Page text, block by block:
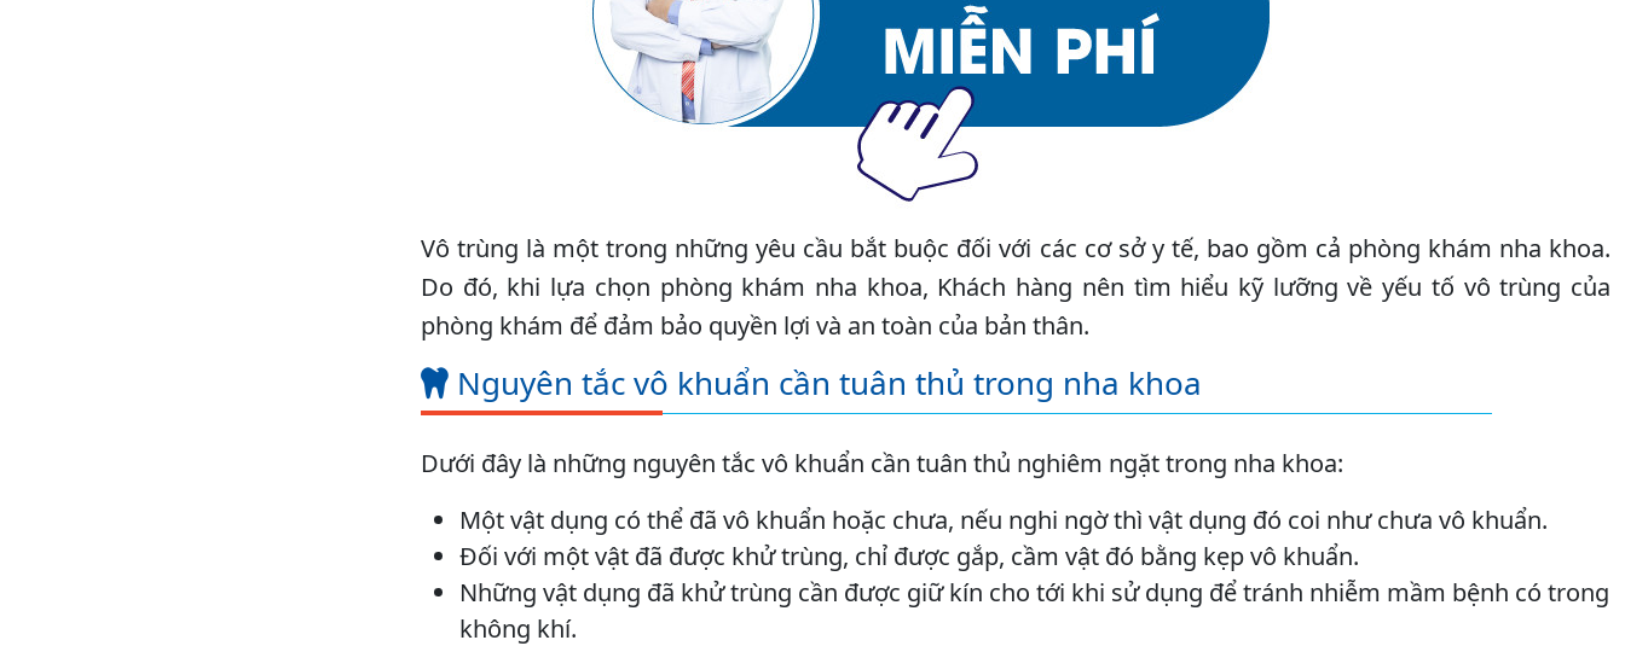
Vô trùng là một trong những yêu cầu bắt buộc đối với các cơ sở y tế, bao gồm cả phòng khám nha khoa.
Do đó, khi lựa chọn phòng khám nha khoa, Khách hàng nên tìm hiểu kỹ lưỡng về yếu tố vô trùng của
phòng khám để đảm bảo quyền lợi và an toàn của bản thân.
Nguyên tắc vô khuẩn cần tuân thủ trong nha khoa
Dưới đây là những nguyên tắc vô khuẩn cần tuân thủ nghiêm ngặt trong nha khoa:
Một vật dụng có thể đã vô khuẩn hoặc chưa, nếu nghi ngờ thì vật dụng đó coi như chưa vô khuẩn.
Đối với một vật đã được khử trùng, chỉ được gắp, cầm vật đó bằng kẹp vô khuẩn.
Những vật dụng đã khử trùng cần được giữ kín cho tới khi sử dụng để tránh nhiễm mầm bệnh có trong
không khí.